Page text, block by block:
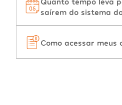
saírem do sistema do
Como acessar meus